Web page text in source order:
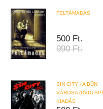
FELTÁMADÁS
500 Ft.
990 Ft.
SIN CITY - A BŰN
VÁROSA (DVD) SPI
KIADÁS